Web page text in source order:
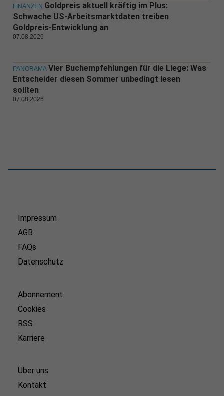
FINANZEN Goldpreis aktuell kräftig im Plus:
Schwache US-Arbeitsmarktdaten treiben
Goldpreis-Entwicklung an
07.08.2026
PANORAMA Vier Buchempfehlungen für die Liege: Was
Entscheider diesen Sommer unbedingt lesen
sollten
07.08.2026
Impressum
AGB
FAQs
Datenschutz
Abonnement
Cookies
RSS
Karriere
Über uns
Kontakt